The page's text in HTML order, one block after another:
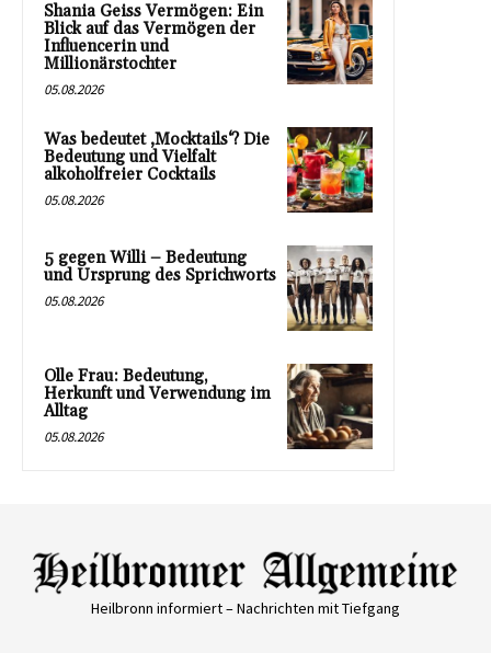
Shania Geiss Vermögen: Ein
Blick auf das Vermögen der
Influencerin und
Millionärstochter
05.08.2026
Was bedeutet ‚Mocktails‘? Die
Bedeutung und Vielfalt
alkoholfreier Cocktails
05.08.2026
5 gegen Willi – Bedeutung
und Ursprung des Sprichworts
05.08.2026
Olle Frau: Bedeutung,
Herkunft und Verwendung im
Alltag
05.08.2026
Heilbronn informiert – Nachrichten mit Tiefgang